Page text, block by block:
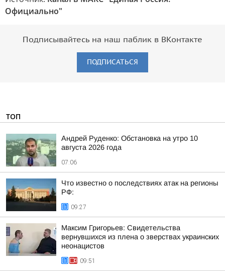
Официально"
Подписывайтесь на наш паблик в ВКонтакте
ПОДПИСАТЬСЯ
ТОП
Андрей Руденко: Обстановка на утро 10
августа 2026 года
07:06
Что известно о последствиях атак на регионы
РФ:
09:27
Максим Григорьев: Свидетельства
вернувшихся из плена о зверствах украинских
неонацистов
09:51